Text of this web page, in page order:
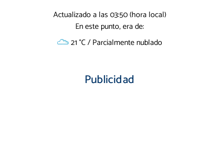
Actualizado a las 03:50 (hora local)
En este punto, era de:
21 °C / Parcialmente nublado
Publicidad